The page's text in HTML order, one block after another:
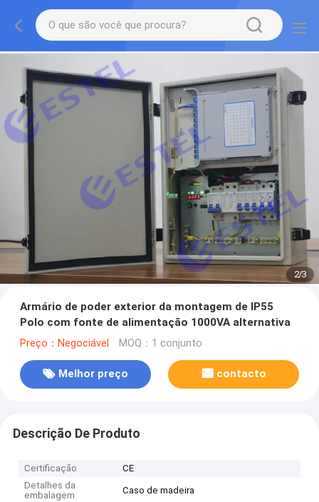
2/3
Armário de poder exterior da montagem de IP55
Polo com fonte de alimentação 1000VA alternativa
Preço：Negociável MOQ：1 conjunto
Melhor preço contacto
Descrição De Produto
Certificação
CE
Detalhes da
embalagem
Caso de madeira